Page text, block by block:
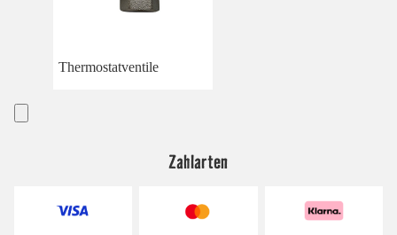
Thermostatventile
Zahlarten